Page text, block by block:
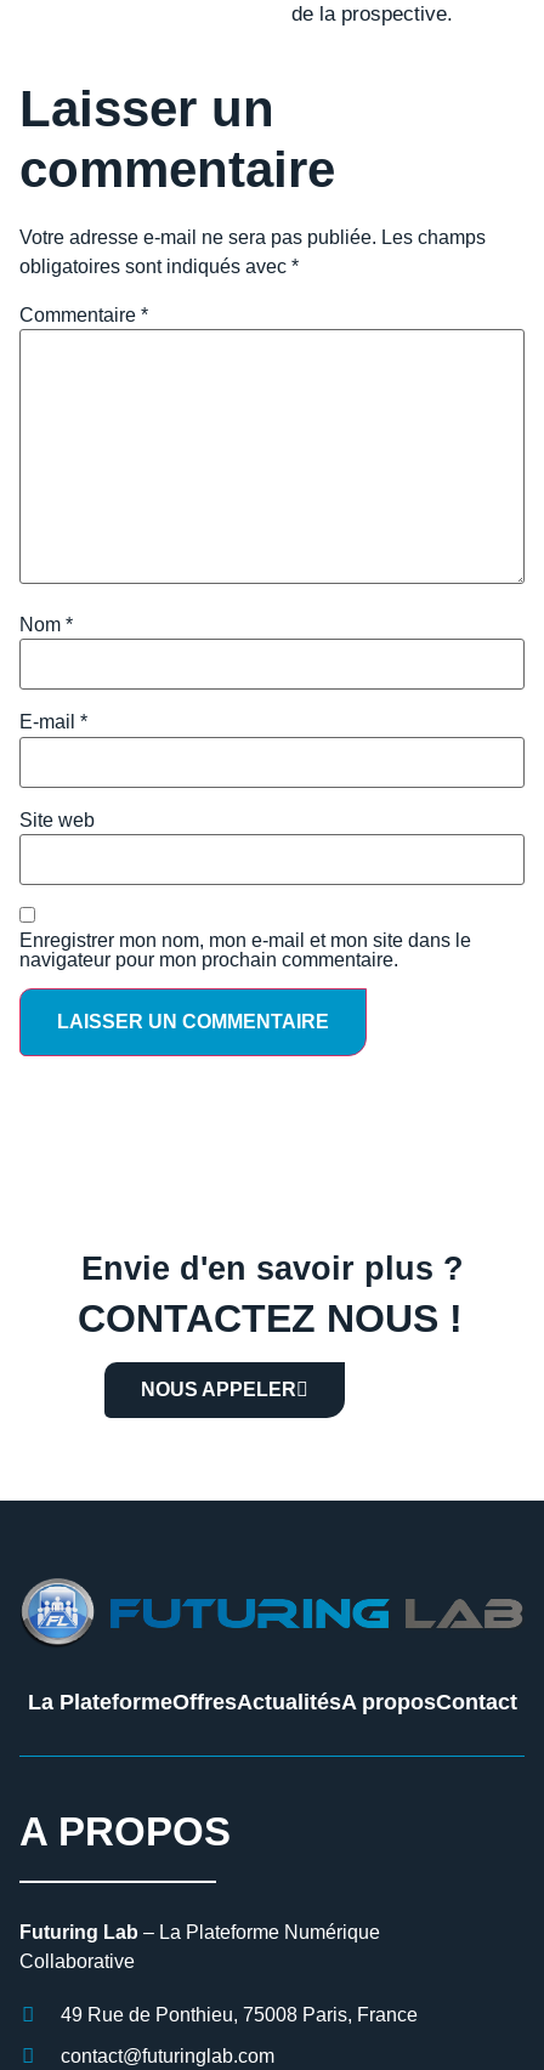
de la prospective.
Laisser un
commentaire
Votre adresse e-mail ne sera pas publiée. Les champs
obligatoires sont indiqués avec *
Commentaire *
Nom *
E-mail *
Site web
Enregistrer mon nom, mon e-mail et mon site dans le
navigateur pour mon prochain commentaire.
Envie d'en savoir plus ?
CONTACTEZ NOUS !
NOUS APPELER
La PlateformeOffresActualitésA proposContact
A PROPOS
Futuring Lab – La Plateforme Numérique
Collaborative
49 Rue de Ponthieu, 75008 Paris, France
contact@futuringlab.com